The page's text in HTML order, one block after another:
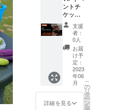
（シン
ギング
ボール
の奏で
る音に
よる癒
し体
験） ・
漫才サ
ウナ 日
時：
2023年
7月9日
味・耐
冷性に
優れた
品種で
す。粘
り、香
り、旨
みのバ
ランス
が良
く、米
質が良
いため
ントチ
ケット
●VIPイ
ベント
チケッ
トをお
送りい
たしま
す。
【VIP特
典】 ・
アウフ
グース
支援
者：
0人
お届
け予
定：
2023
年06
月
詳細を見る
こ
の
リ
タ
ー
ン
を